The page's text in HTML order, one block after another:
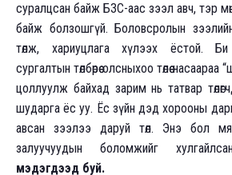
суралцсан байж БЗС-аас зээл авч, тэр
байж болзошгүй. Боловсролын зээлийн
төлж, хариуцлага хүлээх ёстой.
сургалтын төлбөрөө олсныхоо төлөө
цоллуулж байхад зарим нь татвар
шударга ёс уу. Ёс зүйн дэд хорооны
авсан зээлээ даруй төл. Энэ бол
залуучуудын боломжийг
мэдэгдээд буй.